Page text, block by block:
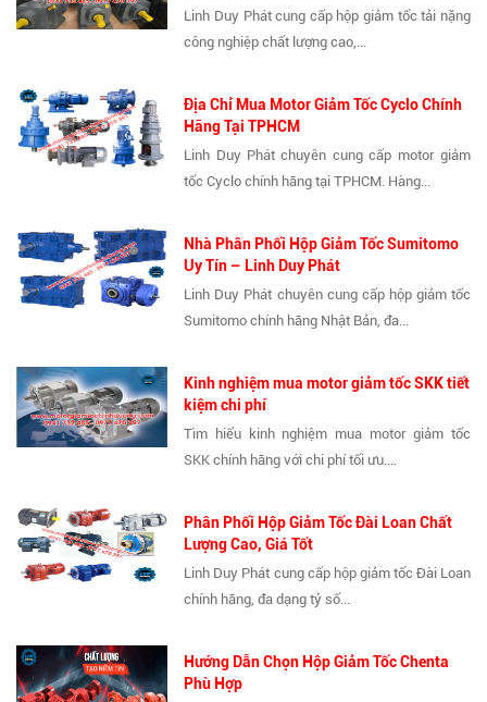
Linh Duy Phát cung cấp hộp giảm tốc tải nặng
công nghiệp chất lượng cao,...
Địa Chỉ Mua Motor Giảm Tốc Cyclo Chính
Hãng Tại TPHCM
Linh Duy Phát chuyên cung cấp motor giảm
tốc Cyclo chính hãng tại TPHCM. Hàng...
Nhà Phân Phối Hộp Giảm Tốc Sumitomo
Uy Tín – Linh Duy Phát
Linh Duy Phát chuyên cung cấp hộp giảm tốc
Sumitomo chính hãng Nhật Bản, đa...
Kinh nghiệm mua motor giảm tốc SKK tiết
kiệm chi phí
Tìm hiểu kinh nghiệm mua motor giảm tốc
SKK chính hãng với chi phí tối ưu....
Phân Phối Hộp Giảm Tốc Đài Loan Chất
Lượng Cao, Giá Tốt
Linh Duy Phát cung cấp hộp giảm tốc Đài Loan
chính hãng, đa dạng tỷ số...
Hướng Dẫn Chọn Hộp Giảm Tốc Chenta
Phù Hợp